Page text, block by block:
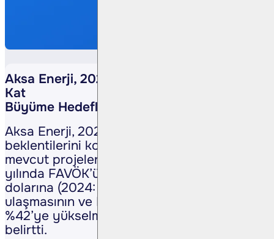
Aksa Enerji, 2028’e Kadar FAVÖK’te Üç
Kat
Büyüme Hedefliyor
Aksa Enerji, 2025 yılına ilişkin
beklentilerini koruduğunu açıklarken,
mevcut projelerin tamamlanmasıyla 2028
yılında FAVÖK’ün 660 milyon ABD
dolarına (2024: 215 milyon ABD doları)
ulaşmasının ve FAVÖK marjının %24’ten
%42’ye yükselmesinin hedeflendiğini
belirtti.